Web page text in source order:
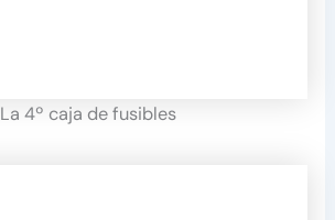
La 4º caja de fusibles